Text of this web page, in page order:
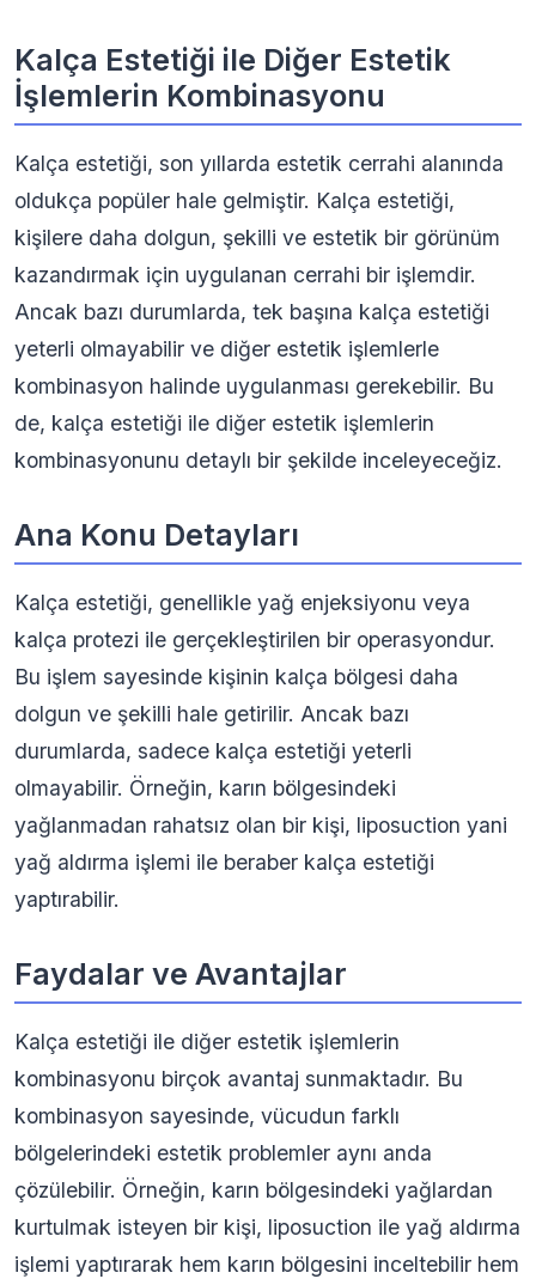
Kalça Estetiği ile Diğer Estetik
İşlemlerin Kombinasyonu
Kalça estetiği, son yıllarda estetik cerrahi alanında
oldukça popüler hale gelmiştir. Kalça estetiği,
kişilere daha dolgun, şekilli ve estetik bir görünüm
kazandırmak için uygulanan cerrahi bir işlemdir.
Ancak bazı durumlarda, tek başına kalça estetiği
yeterli olmayabilir ve diğer estetik işlemlerle
kombinasyon halinde uygulanması gerekebilir. Bu
de, kalça estetiği ile diğer estetik işlemlerin
kombinasyonunu detaylı bir şekilde inceleyeceğiz.
Ana Konu Detayları
Kalça estetiği, genellikle yağ enjeksiyonu veya
kalça protezi ile gerçekleştirilen bir operasyondur.
Bu işlem sayesinde kişinin kalça bölgesi daha
dolgun ve şekilli hale getirilir. Ancak bazı
durumlarda, sadece kalça estetiği yeterli
olmayabilir. Örneğin, karın bölgesindeki
yağlanmadan rahatsız olan bir kişi, liposuction yani
yağ aldırma işlemi ile beraber kalça estetiği
yaptırabilir.
Faydalar ve Avantajlar
Kalça estetiği ile diğer estetik işlemlerin
kombinasyonu birçok avantaj sunmaktadır. Bu
kombinasyon sayesinde, vücudun farklı
bölgelerindeki estetik problemler aynı anda
çözülebilir. Örneğin, karın bölgesindeki yağlardan
kurtulmak isteyen bir kişi, liposuction ile yağ aldırma
işlemi yaptırarak hem karın bölgesini inceltebilir hem